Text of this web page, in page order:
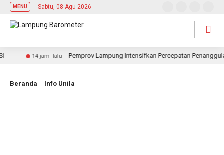
MENU Sabtu, 08 Agu 2026
14 jam lalu Pemprov Lampung Intensifkan Percepatan
Beranda Info Unila